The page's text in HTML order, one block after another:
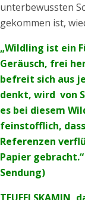
unterbewussten
gekommen ist,
„Wildling ist ein
Geräusch, frei
befreit sich aus
denkt, wird von
es bei diesem
feinstofflich,
Referenzen
Papier
Sendung)